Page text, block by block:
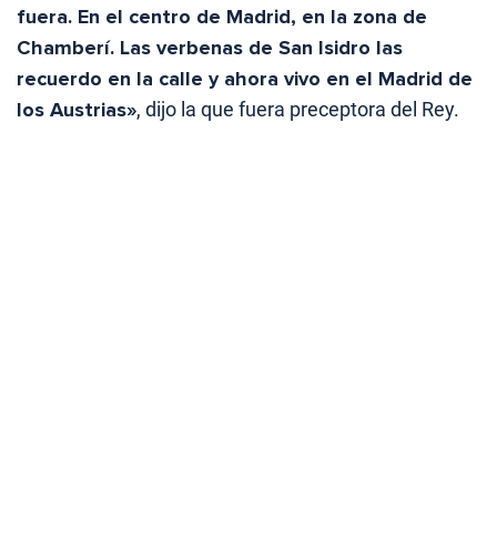
fuera. En el centro de Madrid, en la zona de
Chamberí. Las verbenas de San Isidro las
recuerdo en la calle y ahora vivo en el Madrid de
los Austrias», dijo la que fuera preceptora del Rey.